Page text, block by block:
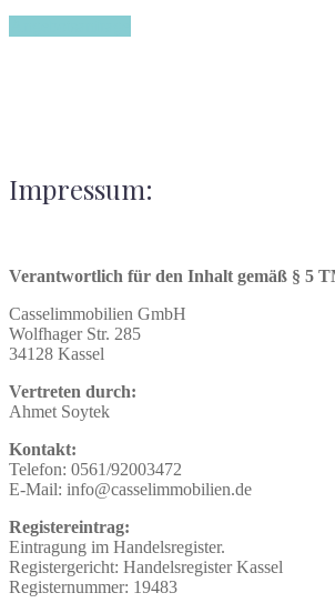
Impressum:
Verantwortlich für den Inhalt gemäß § 5
Casselimmobilien GmbH
Wolfhager Str. 285
34128 Kassel
Vertreten durch:
Ahmet Soytek
Kontakt:
Telefon: 0561/92003472
E-Mail: info@casselimmobilien.de
Registereintrag:
Eintragung im Handelsregister.
Registergericht: Handelsregister Kassel
Registernummer: 19483